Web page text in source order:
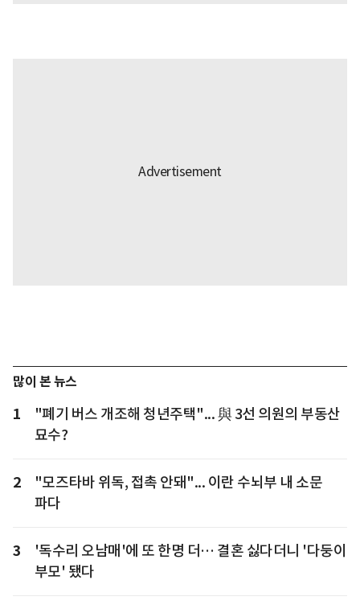
많이 본 뉴스
1
"폐기 버스 개조해 청년주택"... 與 3선 의원의 부동산
묘수?
2
"모즈타바 위독, 접촉 안돼"... 이란 수뇌부 내 소문
파다
3
'독수리 오남매'에 또 한명 더… 결혼 싫다더니 '다둥이
부모' 됐다